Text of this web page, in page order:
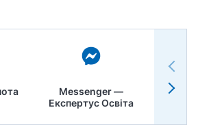
Messenger —
Експертус Освіта